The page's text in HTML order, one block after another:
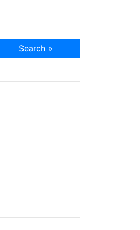
Search »